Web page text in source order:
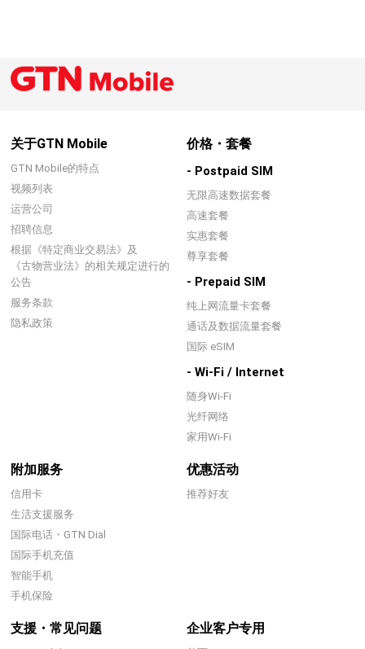
关于GTN Mobile
GTN Mobile的特点
视频列表
运营公司
招聘信息
根据《特定商业交易法》及
《古物营业法》的相关规定进行的
公告
服务条款
隐私政策
价格・套餐
- Postpaid SIM
无限高速数据套餐
高速套餐
实惠套餐
尊享套餐
- Prepaid SIM
纯上网流量卡套餐
通话及数据流量套餐
国际 eSIM
- Wi-Fi / Internet
随身Wi-Fi
光纤网络
家用Wi-Fi
附加服务
信用卡
生活支援服务
国际电话・GTN Dial
国际手机充值
智能手机
手机保险
优惠活动
推荐好友
支援・常见问题 企业客户专用